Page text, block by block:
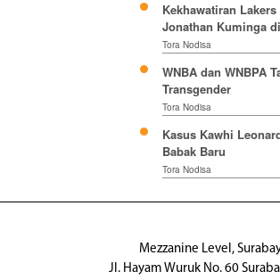
Kekhawatiran
Jonathan Kuminga
Tora Nodisa
WNBA dan WNBPA
Transgender
Tora Nodisa
Kasus Kawhi
Babak Baru
Tora Nodisa
Mezzanine Level,
Jl. Hayam Wuruk No. 60